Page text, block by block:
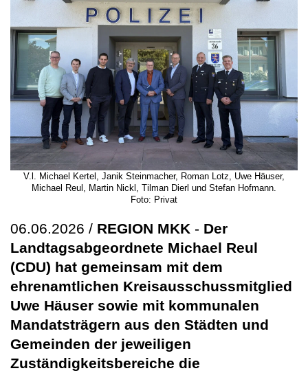
V.l. Michael Kertel, Janik Steinmacher, Roman Lotz, Uwe Häuser,
Michael Reul, Martin Nickl, Tilman Dierl und Stefan Hofmann.
Foto: Privat
06.06.2026 / REGION MKK - Der
Landtagsabgeordnete Michael Reul
(CDU) hat gemeinsam mit dem
ehrenamtlichen Kreisausschussmitglied
Uwe Häuser sowie mit kommunalen
Mandatsträgern aus den Städten und
Gemeinden der jeweiligen
Zuständigkeitsbereiche die